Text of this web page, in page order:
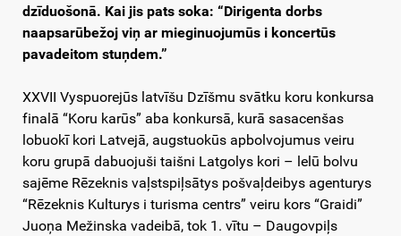
dzīduošonā. Kai jis pats soka: “Dirigenta dorbs
naapsarūbežoj viņ ar mieginuojumūs i koncertūs
pavadeitom stuņdem.”
XXVII Vyspuorejūs latvīšu Dzīšmu svātku koru konkursa
finalā “Koru karūs” aba konkursā, kurā sasacenšas
lobuokī kori Latvejā, augstuokūs apbolvojumus veiru
koru grupā dabuojuši taišni Latgolys kori – lelū bolvu
sajēme Rēzeknis vaļstspiļsātys pošvaļdeibys agenturys
“Rēzeknis Kulturys i turisma centrs” veiru kors “Graidi”
Juoņa Mežinska vadeibā, tok 1. vītu – Daugovpiļs